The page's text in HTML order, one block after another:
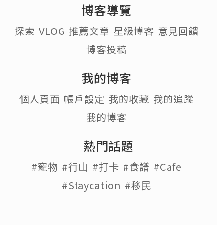
博客導覽
探索 VLOG 推薦文章 星級博客 意見回饋
博客投稿
我的博客
個人頁面 帳戶設定 我的收藏 我的追蹤
我的博客
熱門話題
#寵物 #行山 #打卡 #食譜 #Cafe
#Staycation #移民